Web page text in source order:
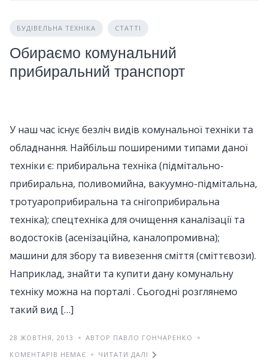
БУДІВЕЛЬНА ТЕХНІКА СТАТТІ
Обираємо комунальний
прибиральний транспорт
У наш час існує безліч видів комунальної техніки та
обладнання. Найбільш поширеними типами даної
техніки є: прибиральна техніка (підмітально-
прибиральна, поливомийна, вакуумно-підмітальна,
тротуароприбиральна та снігоприбиральна
техніка); спецтехніка для очищення каналізації та
водостоків (асенізаційна, каналопромивна);
машини для збору та вивезення сміття (сміттєвози).
Наприклад, знайти та купити дану комунальну
техніку можна на порталі . Сьогодні розглянемо
такий вид […]
28 ЖОВТНЯ, 2013
АВТОР ПАВЛО ГОНЧАРЕНКО
КОМЕНТАРІВ НЕМАЄ
ЧИТАТИ ДАЛІ